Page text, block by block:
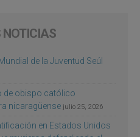
de la Juventud Seúl
de obispo católico
nicaragüense julio 25, 2026
en Estados Unidos